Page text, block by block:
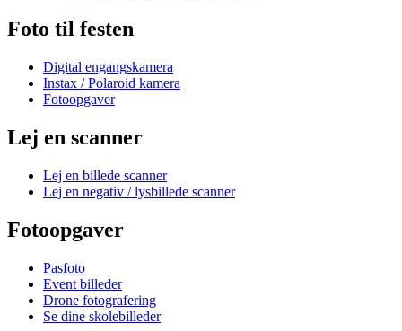
Foto til festen
Digital engangskamera
Instax / Polaroid kamera
Fotoopgaver
Lej en scanner
Lej en billede scanner
Lej en negativ / lysbillede scanner
Fotoopgaver
Pasfoto
Event billeder
Drone fotografering
Se dine skolebilleder